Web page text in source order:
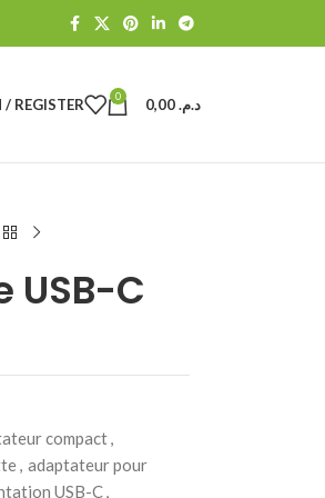
/ REGISTER 0 د.م.
USB-C
compact,
, adaptateur pour
USB-C,